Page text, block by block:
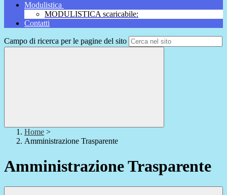
Modulistica
MODULISTICA scaricabile:
Contatti
Campo di ricerca per le pagine del sito
Home >
Amministrazione Trasparente
Amministrazione Trasparente